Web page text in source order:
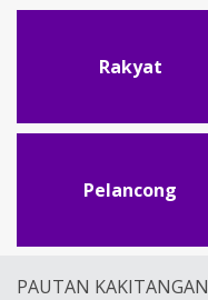
Rakyat
Pelancong
PAUTAN KAKITANGAN